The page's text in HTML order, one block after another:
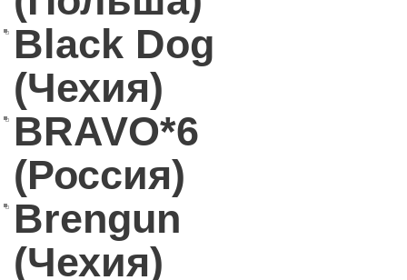
Black Dog
(Чехия)
BRAVO*6
(Россия)
Brengun
(Чехия)